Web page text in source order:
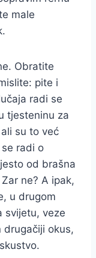
male
Obratite
pite i
radi se
tjesteninu za
su to već
radi o
od brašna
ne? A ipak,
u drugom
svijetu, veze
drugačiji okus,